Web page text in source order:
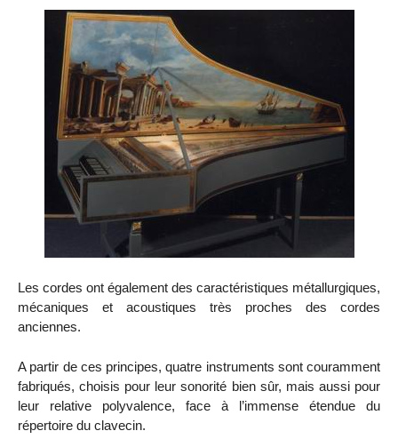
Les cordes ont également des caractéristiques métallurgiques,
mécaniques et acoustiques très proches des cordes
anciennes.
A partir de ces principes, quatre instruments sont couramment
fabriqués, choisis pour leur sonorité bien sûr, mais aussi pour
leur relative polyvalence, face à l’immense étendue du
répertoire du clavecin.